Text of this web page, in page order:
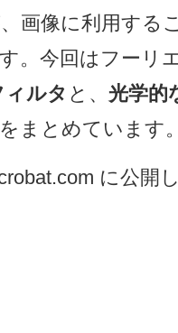
画像に利用する
。今回はフーリ
ルタ と、 光学的
まとめています
に公開